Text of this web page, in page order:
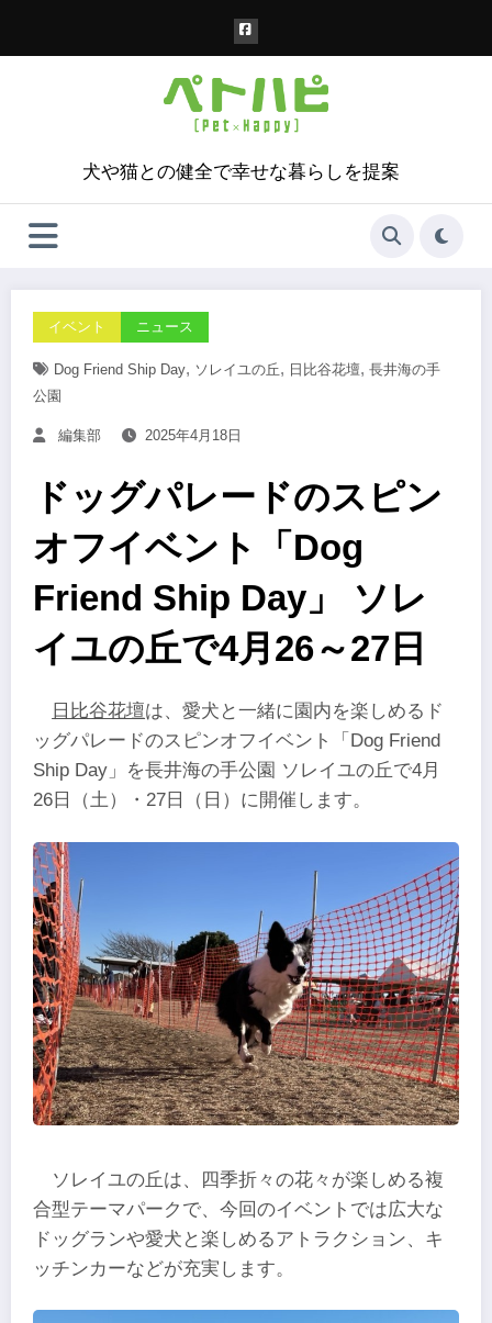
犬や猫との健全で幸せな暮らしを提案
イベント ニュース
Dog Friend Ship Day, ソレイユの丘, 日比谷花壇, 長井海の手
公園
編集部 2025年4月18日
ドッグパレードのスピン
オフイベント「Dog
Friend Ship Day」 ソレ
イユの丘で4月26～27日
日比谷花壇は、愛犬と一緒に園内を楽しめるド
ッグパレードのスピンオフイベント「Dog Friend
Ship Day」を長井海の手公園 ソレイユの丘で4月
26日（土）・27日（日）に開催します。
ソレイユの丘は、四季折々の花々が楽しめる複
合型テーマパークで、今回のイベントでは広大な
ドッグランや愛犬と楽しめるアトラクション、キ
ッチンカーなどが充実します。